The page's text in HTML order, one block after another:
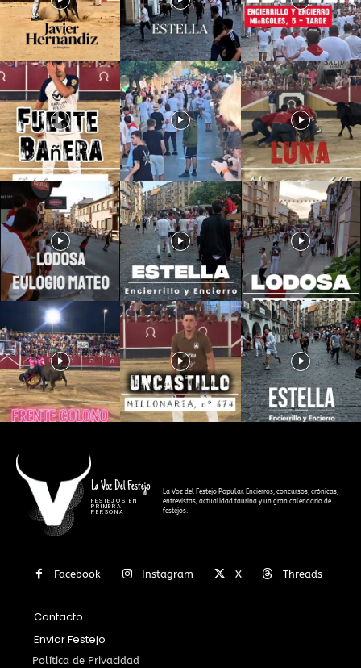
La Voz Del Festejo
FESTEJOS EN
PRIMERA
PERSONA
La Voz del Festejo Popular. Encierros, concursos, crónicas,
entrevistas, actualidad taurina y un gran calendario de
festejos.
Facebook Instagram X Threads
Contacto
Enviar Festejo
Política de Privacidad